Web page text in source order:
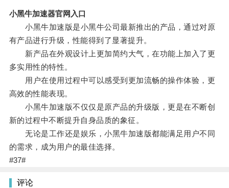
小黑牛加速器官网入口
小黑牛加速版是小黑牛公司最新推出的产品，通过对原
有产品进行升级，性能得到了显著提升。
新产品在外观设计上更加简约大气，在功能上加入了更
多实用性的特性。
用户在使用过程中可以感受到更加流畅的操作体验，更
高效的性能表现。
小黑牛加速版不仅仅是原产品的升级版，更是在不断创
新的过程中不断提升自身品质的象征。
无论是工作还是娱乐，小黑牛加速版都能满足用户不同
的需求，成为用户的最佳选择。
#37#
评论